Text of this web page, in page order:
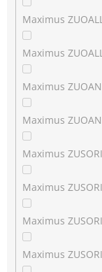
Maximus
Maximus
Maximus
Maximus
Maximus
Maximus
Maximus
Maximus